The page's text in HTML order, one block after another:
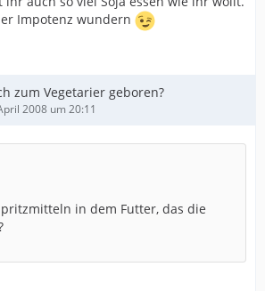
Impotenz wundern
zum Vegetarier geboren?
2008 um 20:11
in dem Futter, das die